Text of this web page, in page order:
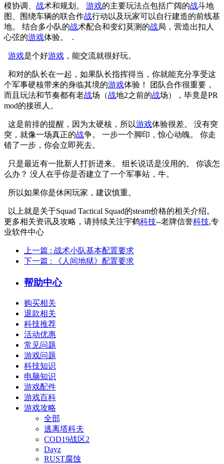
模协调、 战术和规划。 游戏的主要玩法点包括广阔的战斗地
图、围绕车辆的联合作战行动以及玩家可以自行建造的前线基
地。 结合多小队的战术配合和变幻莫测的战局，营造出扣人
心弦的游戏体验。 .
游戏是个好游戏 ，能交流就很好玩。
和对的队长在一起，如果队长指挥得当，你就能充分享受这
个军事硬核带来的身临其境的游戏体验！ 团队合作很重要，
而且玩法和节奏都有老战场（战地2之前的战场），毕竟是PR
mod的接班人。
这是前排的提醒，因为太硬核，所以游戏体验很差。 没有突
突，就像一场真正的战争。 一步一个脚印，惊心动魄。 你走
错了一步，你会立即死去。
只是最近有一批新人打折进来。 组长说话是没用的。 你该怎
么办？ 没人在乎你是否建立了一个军事站，牛。
所以如果你是休闲玩家，建议慎重。
以上就是关于Squad Tactical Squad的steam价格的相关介绍。
更多相关资讯及攻略，请持续关注宇鹤科技--老牌信誉科技,专
业软件中心
上一篇 : 战术小队基本配置要求
下一篇 : 《人间地狱》配置要求
帮助中心
购买相关
退款相关
科技推荐
活动优惠
常见问题
游戏问题
科技知识
电脑知识
游戏配件
游戏百科
游戏攻略
全部
逃离塔科夫
COD19战区2
Dayz
RUST腐蚀